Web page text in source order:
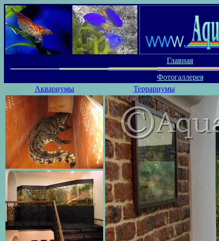
Главная
Фотогаллерея
Аквариумы
Террариумы